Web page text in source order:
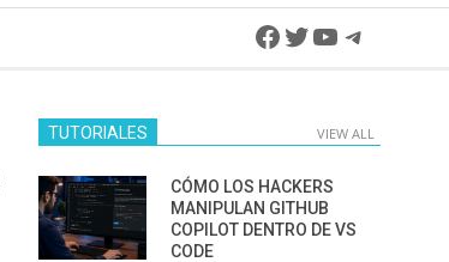
Facebook
Twitter
YouTube
TUTORIALES VIEW ALL
CÓMO LOS HACKERS
MANIPULAN GITHUB
COPILOT DENTRO DE VS
CODE